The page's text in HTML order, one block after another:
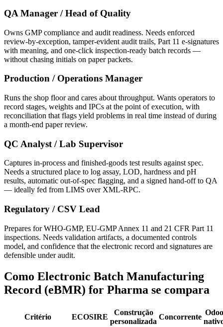
QA Manager / Head of Quality
Owns GMP compliance and audit readiness. Needs enforced
review-by-exception, tamper-evident audit trails, Part 11 e-signatures
with meaning, and one-click inspection-ready batch records —
without chasing initials on paper packets.
Production / Operations Manager
Runs the shop floor and cares about throughput. Wants operators to
record stages, weights and IPCs at the point of execution, with
reconciliation that flags yield problems in real time instead of during
a month-end paper review.
QC Analyst / Lab Supervisor
Captures in-process and finished-goods test results against spec.
Needs a structured place to log assay, LOD, hardness and pH
results, automatic out-of-spec flagging, and a signed hand-off to QA
— ideally fed from LIMS over XML-RPC.
Regulatory / CSV Lead
Prepares for WHO-GMP, EU-GMP Annex 11 and 21 CFR Part 11
inspections. Needs validation artifacts, a documented controls
model, and confidence that the electronic record and signatures are
defensible under audit.
Como Electronic Batch Manufacturing
Record (eBMR) for Pharma se compara
Critério ECOSIRE
Construção
personalizada
Concorrente
Odoo